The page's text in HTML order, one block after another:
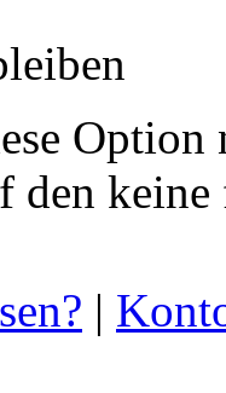
den
|